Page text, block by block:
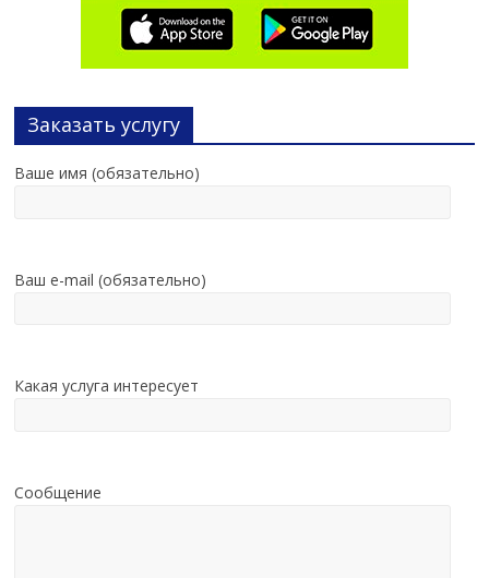
Заказать услугу
Ваше имя (обязательно)
Ваш e-mail (обязательно)
Какая услуга интересует
Сообщение